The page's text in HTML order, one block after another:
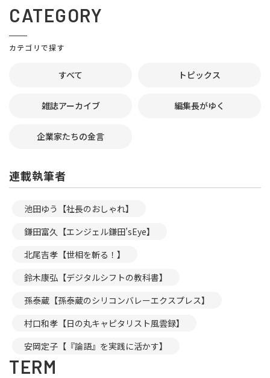
CATEGORY
カテゴリで探す
すべて トピックス
雑誌アーカイブ 編集長がゆく
企業家たちの金言
連載執筆者
池田ゆう【社長のおしゃれ】
鎌田富久【エンジェル鎌田’sEye】
北尾吉孝【世相を斬る！】
鈴木康弘【デジタルシフトの教科書】
孫泰蔵【孫泰蔵のシリコンバレーエクスプレス】
村口和孝【日の丸キャピタリスト風雲録】
安岡定子【『論語』を実践に活かす】
TERM